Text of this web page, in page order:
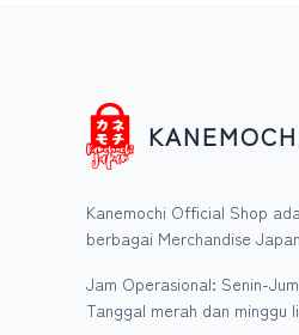
Kanemochi Official Shop
berbagai Merchandise
Jam Operasional: Senin-
Tanggal merah dan minggu